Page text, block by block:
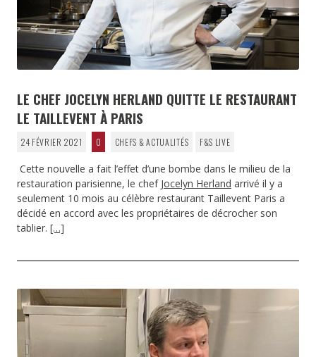
LE CHEF JOCELYN HERLAND QUITTE LE RESTAURANT
LE TAILLEVENT À PARIS
24 FÉVRIER 2021 0 CHEFS & ACTUALITÉS F&S LIVE
Cette nouvelle a fait l’effet d’une bombe dans le milieu de la
restauration parisienne, le chef Jocelyn Herland arrivé il y a
seulement 10 mois au célèbre restaurant Taillevent Paris a
décidé en accord avec les propriétaires de décrocher son
tablier. […]